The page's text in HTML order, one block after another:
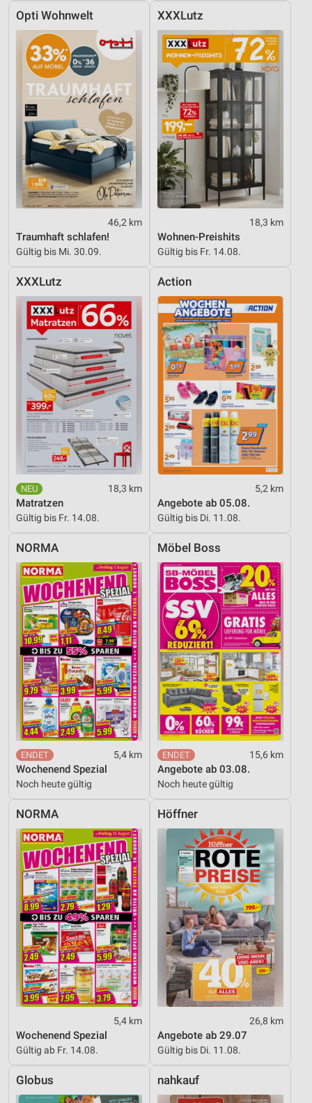
Opti Wohnwelt
46,2 km
Traumhaft schlafen!
Gültig bis Mi. 30.09.
XXXLutz
18,3 km
Wohnen-Preishits
Gültig bis Fr. 14.08.
XXXLutz
18,3 km
Matratzen
Gültig bis Fr. 14.08.
Action
5,2 km
Angebote ab 05.08.
Gültig bis Di. 11.08.
NORMA
5,4 km
Wochenend Spezial
Noch heute gültig
Möbel Boss
15,6 km
Angebote ab 03.08.
Noch heute gültig
NORMA
5,4 km
Wochenend Spezial
Gültig ab Fr. 14.08.
Höffner
26,8 km
Angebote ab 29.07
Gültig bis Di. 11.08.
Globus nahkauf